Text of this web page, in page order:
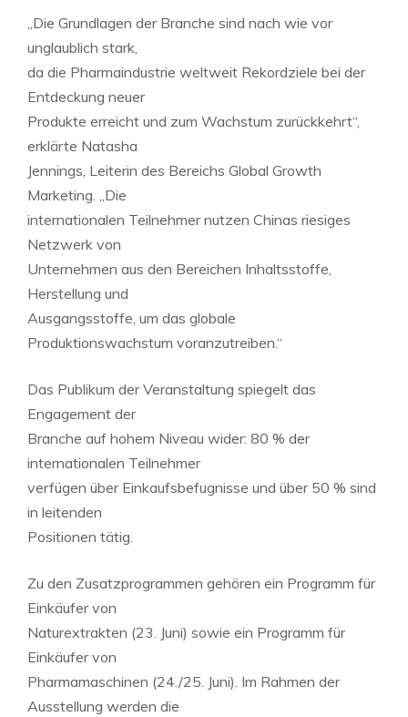
„Die Grundlagen der Branche sind nach wie vor
unglaublich stark,
da die Pharmaindustrie weltweit Rekordziele bei der
Entdeckung neuer
Produkte erreicht und zum Wachstum zurückkehrt“,
erklärte Natasha
Jennings, Leiterin des Bereichs Global Growth
Marketing. „Die
internationalen Teilnehmer nutzen Chinas riesiges
Netzwerk von
Unternehmen aus den Bereichen Inhaltsstoffe,
Herstellung und
Ausgangsstoffe, um das globale
Produktionswachstum voranzutreiben.“
Das Publikum der Veranstaltung spiegelt das
Engagement der
Branche auf hohem Niveau wider: 80 % der
internationalen Teilnehmer
verfügen über Einkaufsbefugnisse und über 50 % sind
in leitenden
Positionen tätig.
Zu den Zusatzprogrammen gehören ein Programm für
Einkäufer von
Naturextrakten (23. Juni) sowie ein Programm für
Einkäufer von
Pharmamaschinen (24./25. Juni). Im Rahmen der
Ausstellung werden die